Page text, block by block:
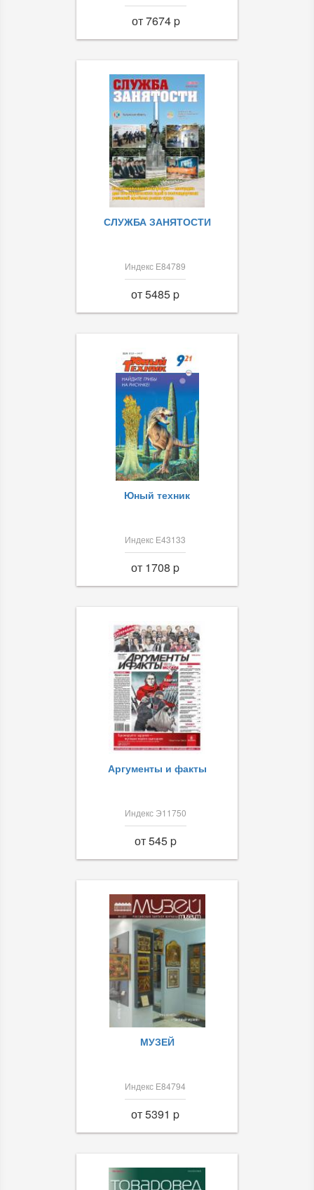
от 7674 p
СЛУЖБА ЗАНЯТОСТИ
Индекс Е84789
от 5485 p
Юный техник
Индекс Е43133
от 1708 p
Аргументы и факты
Индекс Э11750
от 545 p
МУЗЕЙ
Индекс Е84794
от 5391 p